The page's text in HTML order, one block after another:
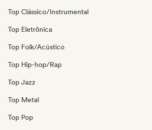
Top Clássico/Instrumental
Top Eletrônica
Top Folk/Acústico
Top Hip-hop/Rap
Top Jazz
Top Metal
Top Pop